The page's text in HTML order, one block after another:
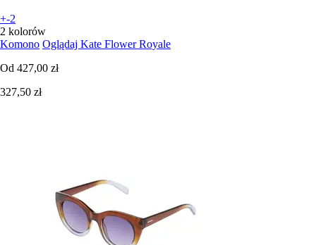
+-2
2 kolorów
Komono Oglądaj Kate Flower Royale
Od 427,00 zł
327,50 zł